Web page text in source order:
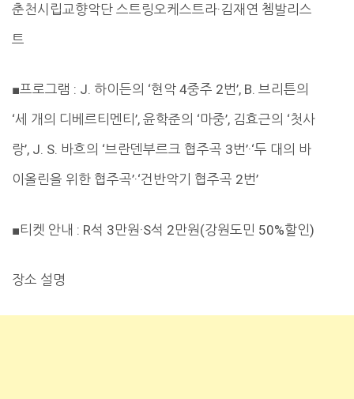
춘천시립교향악단 스트링오케스트라·김재연 쳄발리스
트
■프로그램 : J. 하이든의 ‘현악 4중주 2번’, B. 브리튼의
‘세 개의 디베르티멘티’, 윤학준의 ‘마중’, 김효근의 ‘첫사
랑’, J. S. 바흐의 ‘브란덴부르크 협주곡 3번’·‘두 대의 바
이올린을 위한 협주곡’·‘건반악기 협주곡 2번’
■티켓 안내 : R석 3만원·S석 2만원(강원도민 50%할인)
장소 설명